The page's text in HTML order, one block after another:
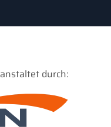
durch: